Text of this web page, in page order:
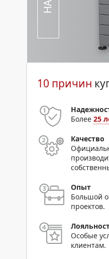
10 причин
Более25
Качество
Опыт
Большой
проектов.
Особые
клиентам.